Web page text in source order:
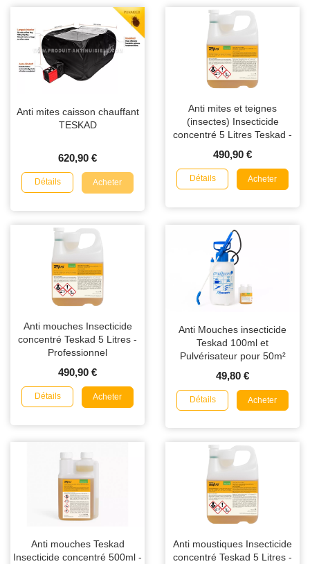
Anti mites caisson chauffant
TESKAD
620,90 €
Détails Acheter
Anti mites et teignes
(insectes) Insecticide
concentré 5 Litres Teskad -
490,90 €
Détails Acheter
Anti mouches Insecticide
concentré Teskad 5 Litres -
Professionnel
490,90 €
Détails Acheter
Anti Mouches insecticide
Teskad 100ml et
Pulvérisateur pour 50m²
49,80 €
Détails Acheter
Anti mouches Teskad
Insecticide concentré 500ml -
Anti moustiques Insecticide
concentré Teskad 5 Litres -